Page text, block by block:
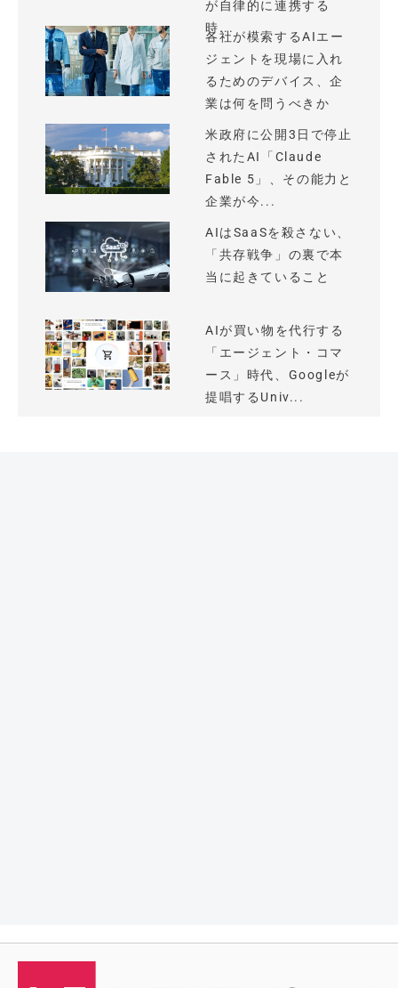
が自律的に連携する
時...
各社が模索するAIエー
ジェントを現場に入れ
るためのデバイス、企
業は何を問うべきか
米政府に公開3日で停止
されたAI「Claude
Fable 5」、その能力と
企業が今...
AIはSaaSを殺さない、
「共存戦争」の裏で本
当に起きていること
AIが買い物を代行する
「エージェント・コマ
ース」時代、Googleが
提唱するUniv...